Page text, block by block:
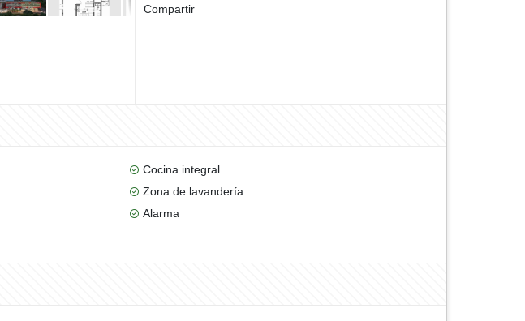
Compartir
Cocina integral
Zona de lavandería
Alarma